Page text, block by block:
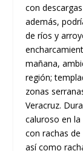
con
además,
de ríos y
mañana,
región;
zonas
Veracruz.
caluroso en
con rachas
así como